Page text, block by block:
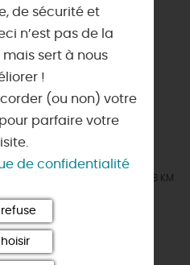
À 8 KM
de sécurité et
n’est pas de la
sert à nous
!
(ou non) votre
parfaire votre
de confidentialité